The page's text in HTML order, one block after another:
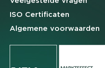
ISO Certificaten
Algemene voorwaarden